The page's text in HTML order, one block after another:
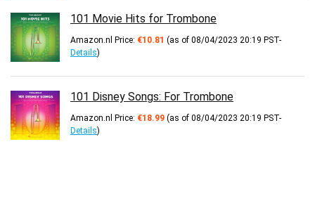
101 Movie Hits for Trombone
Amazon.nl Price: €10.81 (as of 08/04/2023 20:19 PST-
Details)
101 Disney Songs: For Trombone
Amazon.nl Price: €18.99 (as of 08/04/2023 20:19 PST-
Details)